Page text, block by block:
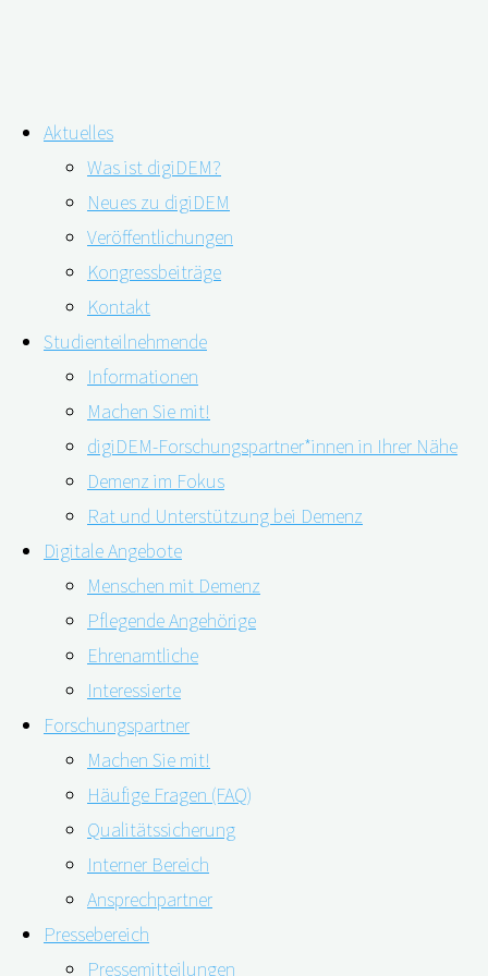
Inhalt
springen
Aktuelles
Was ist digiDEM?
Neues zu digiDEM
Veröffentlichungen
Kongressbeiträge
Kontakt
Studienteilnehmende
Informationen
Machen Sie mit!
digiDEM-Forschungspartner*innen in Ihrer Nähe
Demenz im Fokus
Rat und Unterstützung bei Demenz
Digitale Angebote
Menschen mit Demenz
Pflegende Angehörige
Ehrenamtliche
Interessierte
Forschungspartner
Machen Sie mit!
Häufige Fragen (FAQ)
Qualitätssicherung
Interner Bereich
Ansprechpartner
Pressebereich
Pressemitteilungen
Schlagwort:Unterstützungsleistung
Wie „DEMAND“ passgenau die
Demenzversorgung stärkt
12.05.2023
Das Digitale Demenzregister Bayern (digiDEM Bayern)
stellt ein neues digitales Angebot vor. Menschen mit
Demenz sowie ihren pflegenden An- und Zugehörigen
hilft der neue Online-Fragebogen „digiDEM Bayern
DEMAND®“, die eigenen Versorgungsbedarfe zu
erkennen. Zugleich liefert der Fragebogen einen